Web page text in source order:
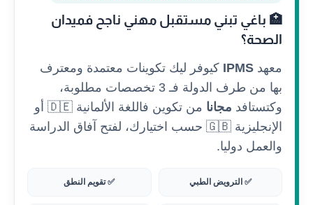
🏥 باغي تبني مستقبل مهني ناجح فميدان
الصحة؟
معهد IPMS كيوفر ليك تكوينات معتمدة ومعترف
بها من طرف الدولة فـ 3 تخصصات مطلوبة،
وكتستافد مجانا
من تكوين فاللغة الألمانية 🇩🇪 أو
الإنجليزية 🇬🇧 حسب اختيارك، لفتح آفاق الدراسة
والعمل دوليا.
✅ الترويض الطبي ✅ تقويم النطق